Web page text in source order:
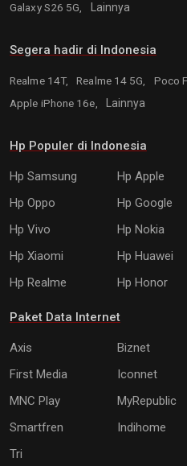
Galaxy S26 5G, Lainnya
Segera hadir di Indonesia
Realme 14T, Realme 14 5G, Poco
Apple iPhone 16e,
Lainnya
Hp Populer di Indonesia
Hp Samsung Hp Apple
Hp Oppo
Hp Google
Hp Vivo
Hp Nokia
Hp Xiaomi
Hp Huawei
Hp Realme
Hp Honor
Paket Data Internet
Axis Biznet
First Media
Iconnet
MNC Play
MyRepublic
Smartfren
Indihome
Tri